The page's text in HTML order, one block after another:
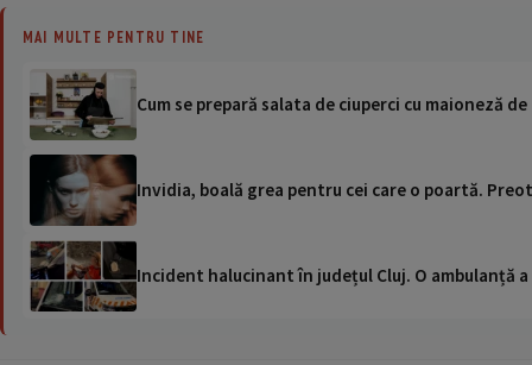
MAI MULTE PENTRU TINE
Cum se prepară salata de ciuperci cu maioneză
Invidia, boală grea pentru cei care o poartă.
Incident halucinant în județul Cluj. O ambulanță